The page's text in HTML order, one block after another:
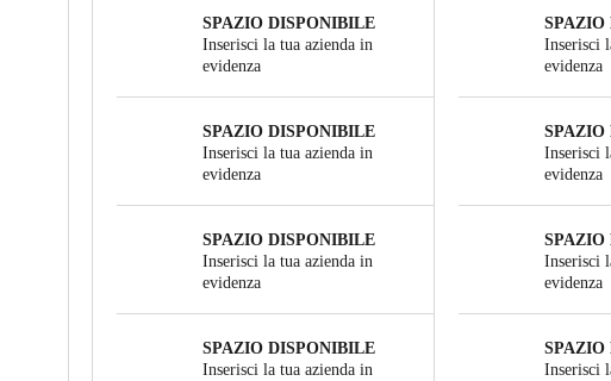
SPAZIO DISPONIBILE
Inserisci la tua azienda in
evidenza
SPAZIO DISPONIBILE
Inserisci la tua azienda in
evidenza
SPAZIO DISPONIBILE
Inserisci la tua azienda in
evidenza
SPAZIO DISPONIBILE
Inserisci la tua azienda in
SPAZIO
Inserisci
evidenza
SPAZIO
Inserisci
evidenza
SPAZIO
Inserisci
evidenza
SPAZIO
Inserisci